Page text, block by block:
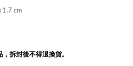
1.7 cm
拆封後不得退換貨。